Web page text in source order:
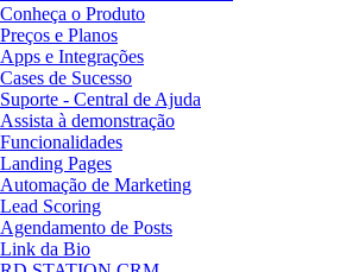
Conheça o Produto
Preços e Planos
Apps e Integrações
Cases de Sucesso
Suporte - Central de Ajuda
Assista à demonstração
Funcionalidades
Landing Pages
Automação de Marketing
Lead Scoring
Agendamento de Posts
Link da Bio